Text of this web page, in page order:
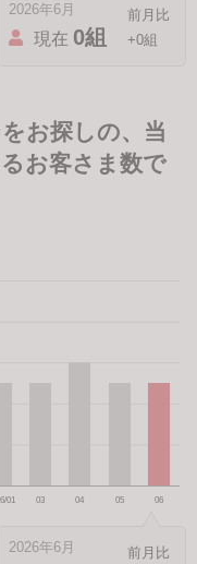
2026年6月
現在 0組 +0組
お探しの、当
お客さま数で
2026年6月